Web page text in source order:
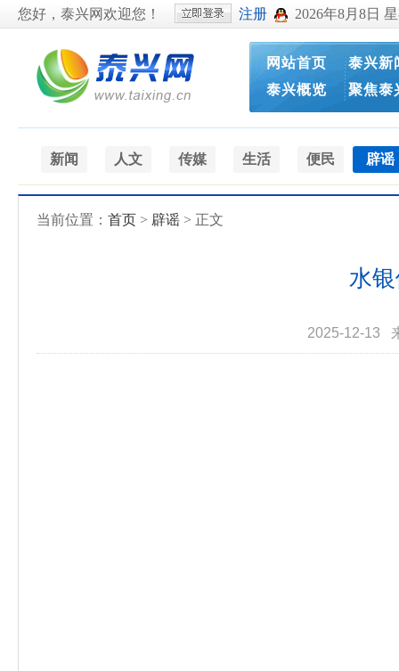
您好，泰兴网欢迎您！ 注册 2026年8月8日
网站首页
泰兴概览
泰兴新
聚焦泰
新闻 人文 传媒 生活 便民 辟谣
当前位置： 首页 > 辟谣 > 正文
水
2025-12-13